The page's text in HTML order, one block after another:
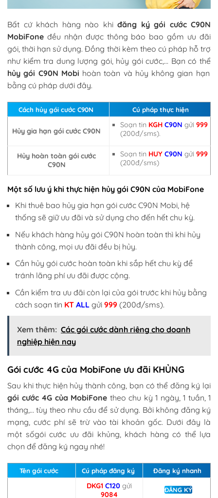
Bất cứ khách hàng nào khi đăng ký gói cước C90N
MobiFone đều nhận được thông báo bao gồm ưu đãi
gói, thời hạn sử dụng. Đồng thời kèm theo cú pháp hỗ trợ
như kiểm tra dung lượng gói, hủy gói cước,… Bạn có thể
hủy gói C90N Mobi hoàn toàn và hủy không gian hạn
bằng cú pháp dưới đây.
Cách hủy gói cước C90N Cú pháp thực hiện
Hủy gia hạn gói cước C90N
Soạn tin KGH C90N gửi 999
(200đ/sms).
Hủy hoàn toàn gói cước
C90N
Soạn tin HUYC90N gửi 999
(200đ/sms)
Một số lưu ý khi thực hiện hủy gói C90N của MobiFone
Khi thuê bao hủy gia hạn gói cước C90N Mobi, hệ
thống sẽ giữ ưu đãi và sử dụng cho đến hết chu kỳ.
Nếu khách hàng hủy gói C90N hoàn toàn thì khi hủy
thành công, mọi ưu đãi đều bị hủy.
Cần hủy gói cước hoàn toàn khi sắp hết chu kỳ để
tránh lãng phí ưu đãi được cộng.
Cần kiểm tra ưu đãi còn lại của gói trước khi hủy bằng
cách soạn tin KT ALL gửi 999 (200đ/sms).
Xem thêm: Các gói cước dành riêng cho doanh
nghiệp hiện nay
Gói cước 4G của MobiFone ưu đãi KHỦNG
Sau khi thực hiện hủy thành công, bạn có thể đăng ký lại
gói cước 4G của MobiFone theo chu kỳ 1 ngày, 1 tuần, 1
tháng,… tùy theo nhu cầu để sử dụng. Bởi không đăng ký
mạng, cước phí sẽ trừ vào tài khoản gốc. Dưới đây là
một sốgói cước ưu đãi khủng, khách hàng có thể lựa
chọn để đăng ký ngay nhé!
Tên gói cước Cú pháp đăng ký Đăng ký nhanh
DKG1 C120 gửi
9084
ĐĂNG KÝ